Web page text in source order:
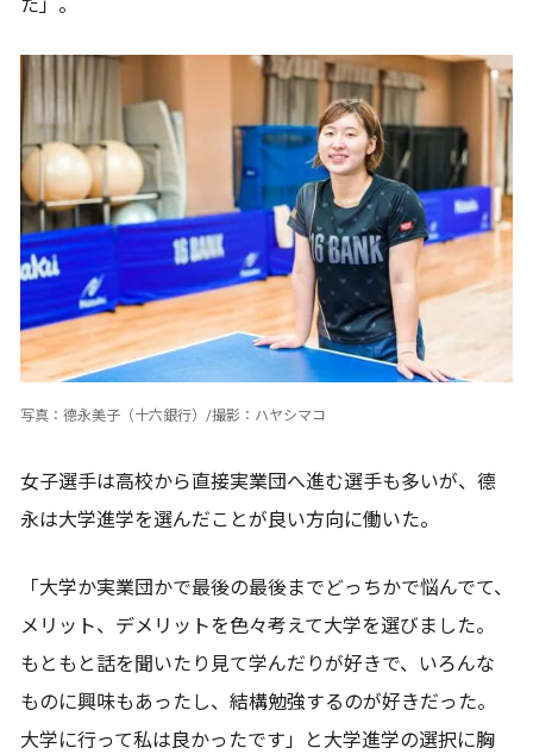
た」。
写真：德永美子（十六銀行）/撮影：ハヤシマコ
女子選手は高校から直接実業団へ進む選手も多いが、德
永は大学進学を選んだことが良い方向に働いた。
「大学か実業団かで最後の最後までどっちかで悩んでて、
メリット、デメリットを色々考えて大学を選びました。
もともと話を聞いたり見て学んだりが好きで、いろんな
ものに興味もあったし、結構勉強するのが好きだった。
大学に行って私は良かったです」と大学進学の選択に胸